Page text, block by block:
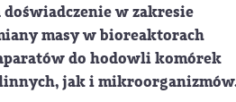
doświadczenie w zakresie
masy w bioreaktorach
do hodowli komórek
jak i